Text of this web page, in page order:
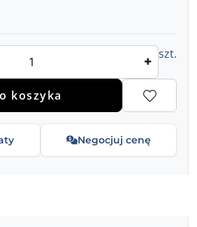
szt.
koszyka
Negocjuj cenę